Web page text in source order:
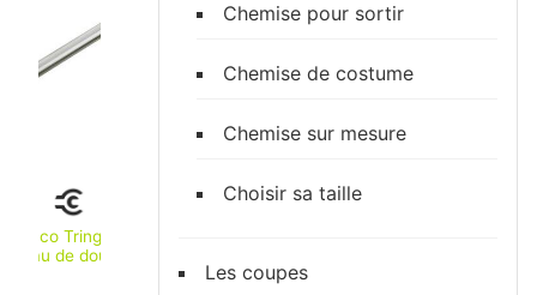
Keuco Tringle à
rideau de douche
Chemise pour sortir
Chemise de costume
Chemise sur mesure
Choisir sa taille
Les coupes